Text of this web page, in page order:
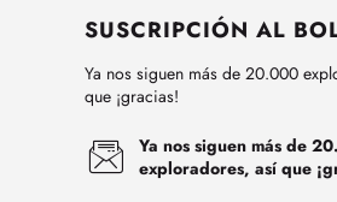
SUSCRIPCIÓN AL
Ya nos siguen más de 20.000
que ¡gracias!
Ya nos siguen más de
exploradores, así que